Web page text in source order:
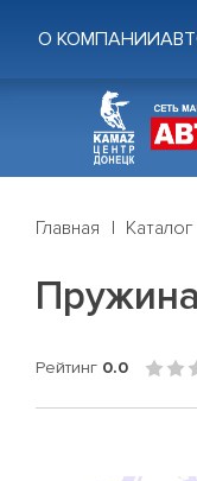
О КОМПАНИИ
Главная Каталог
Рейтинг 0.0